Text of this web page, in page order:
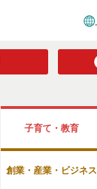
子育て・教育
創業・産業・ビジネス